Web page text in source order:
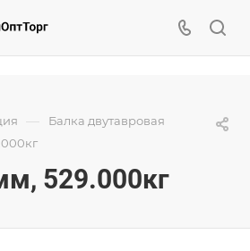
— Балка двутавровая
529.000кг